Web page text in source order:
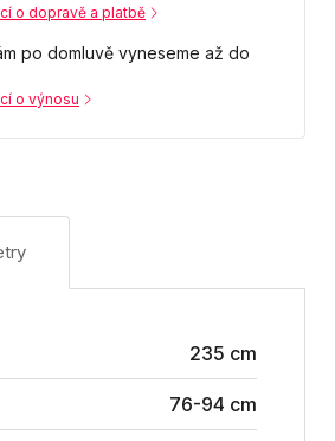
o dopravě a platbě
po domluvě vyneseme až do
o výnosu
235 cm
76-94 cm